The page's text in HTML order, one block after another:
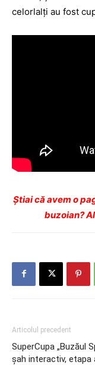
celorlalți au fost
Ştiai că avem o
buzoian?
Articolul precedent
SuperCupa „Buzăul
șah interactiv, etapa